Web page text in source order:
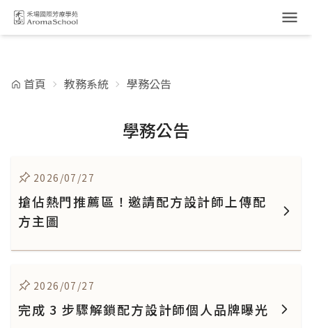
跳到主要內容
首頁 教務系統 學務公告
學務公告
2026/07/27
搶佔熱門推薦區！邀請配方設計師上傳配
方主圖
2026/07/27
完成 3 步驟解鎖配方設計師個人品牌曝光